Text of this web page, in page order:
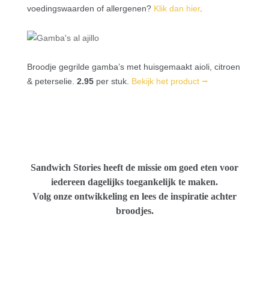
voedingswaarden of allergenen? Klik dan hier.
Broodje gegrilde gamba’s met huisgemaakt aioli, citroen
& peterselie. 2.95 per stuk. Bekijk het product ⭢
Sandwich Stories heeft de missie om goed eten voor
iedereen dagelijks toegankelijk te maken.
Volg onze ontwikkeling en lees de inspiratie achter
broodjes.